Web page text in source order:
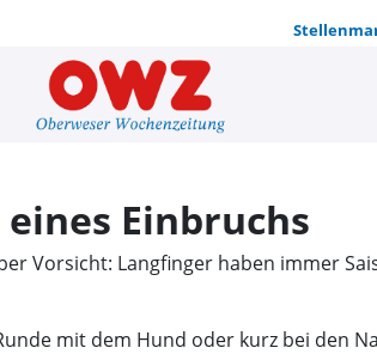
Richtiges
Einbruchs
Vorsicht: Langfinger haben immer
mit dem Hund oder kurz bei den